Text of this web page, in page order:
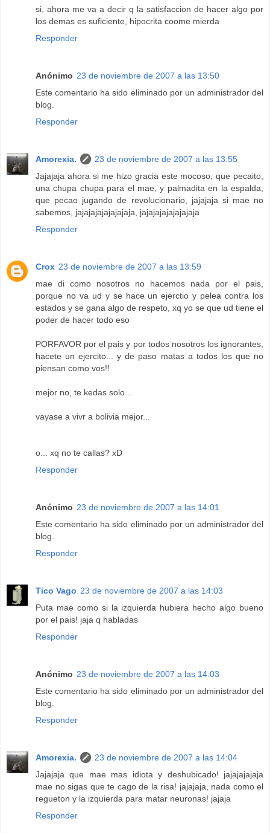
si, ahora me va a decir q la satisfaccion de hacer algo por
los demas es suficiente, hipocrita coome mierda
Responder
Anónimo 23 de noviembre de 2007 a las 13:50
Este comentario ha sido eliminado por un administrador del
blog.
Responder
Amorexia.
23 de noviembre de 2007 a las 13:55
Jajajaja ahora si me hizo gracia este mocoso, que pecaito,
una chupa chupa para el mae, y palmadita en la espalda,
que pecao jugando de revolucionario, jajajaja si mae no
sabemos, jajajajajajajajaja, jajajajajajajajaja
Responder
Crox 23 de noviembre de 2007 a las 13:59
mae di como nosotros no hacemos nada por el pais,
porque no va ud y se hace un ejerctio y pelea contra los
estados y se gana algo de respeto, xq yo se que ud tiene el
poder de hacer todo eso
PORFAVOR por el pais y por todos nosotros los ignorantes,
hacete un ejercito... y de paso matas a todos los que no
piensan como vos!!
mejor no, te kedas solo...
vayase a vivr a bolivia mejor...
o... xq no te callas? xD
Responder
Anónimo 23 de noviembre de 2007 a las 14:01
Este comentario ha sido eliminado por un administrador del
blog.
Responder
Tico Vago 23 de noviembre de 2007 a las 14:03
Puta mae como si la izquierda hubiera hecho algo bueno
por el pais! jaja q habladas
Responder
Anónimo 23 de noviembre de 2007 a las 14:03
Este comentario ha sido eliminado por un administrador del
blog.
Responder
Amorexia.
23 de noviembre de 2007 a las 14:04
Jajajaja que mae mas idiota y deshubicado! jajajajajaja
mae no sigas que te cago de la risa! jajajaja, nada como el
regueton y la izquierda para matar neuronas! jajaja
Responder